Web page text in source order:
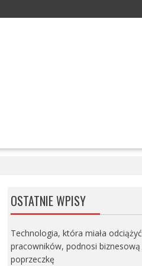
OSTATNIE WPISY
Technologia, która miała odciążyć
pracowników, podnosi biznesową
poprzeczkę